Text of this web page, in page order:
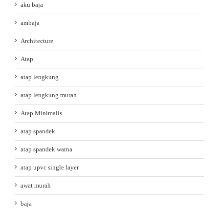
aku baja
ambaja
Architecture
Atap
atap lengkung
atap lengkung murah
Atap Minimalis
atap spandek
atap spandek warna
atap upvc single layer
awat murah
baja